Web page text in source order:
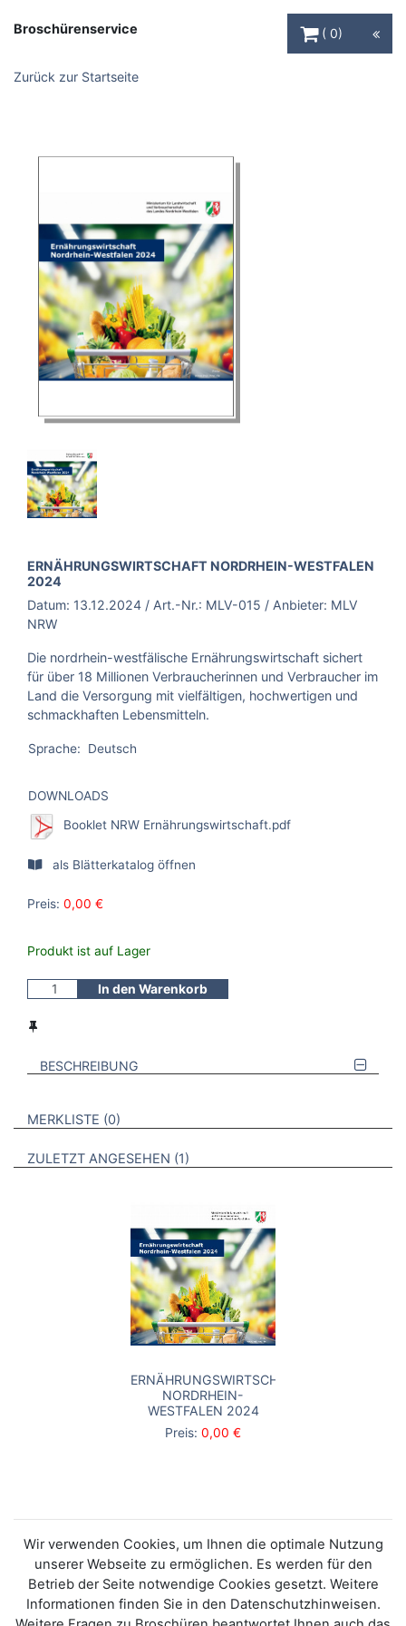
Broschürenservice
0
Zurück zur Startseite
BROSCHÜRE:
ERNÄHRUNGSWIRTSCHAFT NORDRHEIN-WESTFALEN
2024
Datum: 13.12.2024 / Art.-Nr.: MLV-015 / Anbieter: MLV
NRW
Die nordrhein-westfälische Ernährungswirtschaft sichert
für über 18 Millionen Verbraucherinnen und Verbraucher im
Land die Versorgung mit vielfältigen, hochwertigen und
schmackhaften Lebensmitteln.
Sprache: Deutsch
DOWNLOADS
Booklet NRW Ernährungswirtschaft.pdf
als Blätterkatalog öffnen
Preis: 0,00 €
Produkt ist auf Lager
In den Warenkorb
BESCHREIBUNG
VERWEISE AUF VERMERKTE- ODER ZULETZT ANGESEHENE
MERKLISTE 0 BROSCHÜREN
ZULETZT ANGESEHEN 1 BROSCHÜREN
ERNÄHRUNGSWIRTSCHAFT
NORDRHEIN-
WESTFALEN 2024
Preis: 0,00 €
Wir verwenden Cookies, um Ihnen die optimale Nutzung
unserer Webseite zu ermöglichen. Es werden für den
Betrieb der Seite notwendige Cookies gesetzt. Weitere
Informationen finden Sie in den Datenschutzhinweisen.